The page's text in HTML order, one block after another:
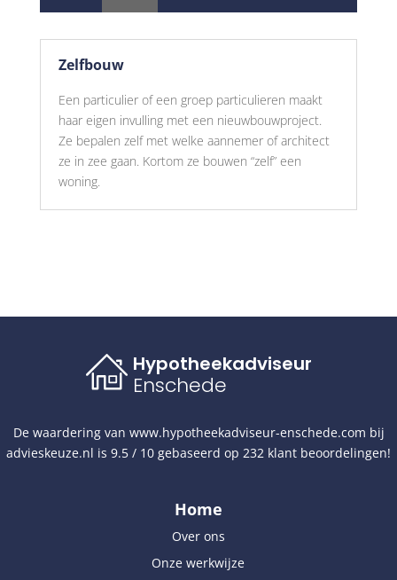
Zelfbouw
Een particulier of een groep particulieren maakt
haar eigen invulling met een nieuwbouwproject.
Ze bepalen zelf met welke aannemer of architect
ze in zee gaan. Kortom ze bouwen “zelf” een
woning.
Hypotheekadviseur
Enschede
De waardering van www.hypotheekadviseur-enschede.com bij
advieskeuze.nl is 9.5 / 10 gebaseerd op 232 klant beoordelingen!
Home
Over ons
Onze werkwijze